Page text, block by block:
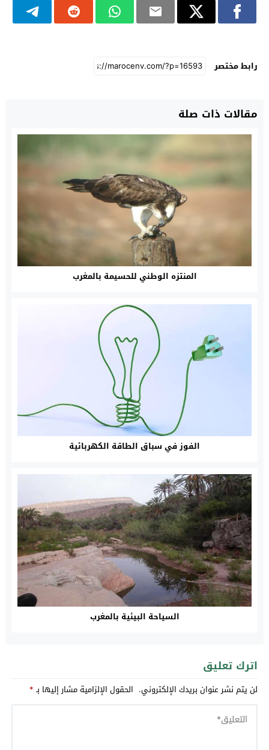
رابط مختصر
مقالات ذات صلة
المنتزه الوطني للحسيمة بالمغرب
الفوز في سباق الطاقة الكهربائية
السياحة البيئية بالمغرب
اترك تعليق
لن يتم نشر عنوان بريدك الإلكتروني. الحقول الإلزامية مشار إليها بـ*